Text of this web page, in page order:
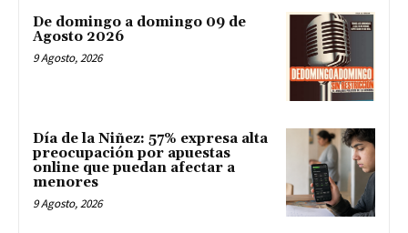
De domingo a domingo 09 de
Agosto 2026
9 Agosto, 2026
Día de la Niñez: 57% expresa alta
preocupación por apuestas
online que puedan afectar a
menores
9 Agosto, 2026